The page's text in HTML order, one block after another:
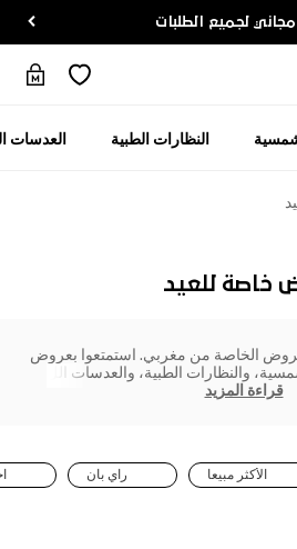
لجميع الطلبات
النظارات الطبية العدسات
خاصة للعيد
العروض الخاصة من مغربي. استمتعوا بعروض
والنظارات الطبية، والعدسات الل
قراءة المزيد
الأكثر مبيعا راي بان